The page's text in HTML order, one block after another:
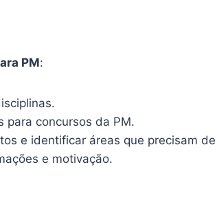
PM:
para concursos da PM.
e identificar áreas que precisam
e motivação.